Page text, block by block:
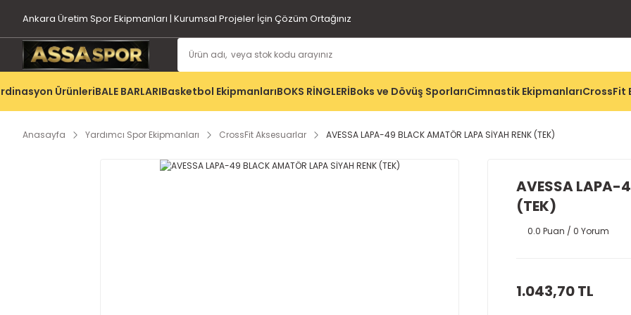
Ankara Üretim Spor Ekipmanları | Kurumsal Projeler İçin Çözüm Ortağınız
ÜrünleriBALE BARLARIBasketbol EkipmanlarıBOKS RİNGLERİBoks ve Dövüş SporlarıCimnastik EkipmanlarıCrossFit
Anasayfa Yardımcı Spor Ekipmanları CrossFit Aksesuarlar AVESSA LAPA-49 BLACK AMATÖR LAPA SİYAH RENK (TEK)
AVESSA LAPA-
(TEK)
0.0 Puan / 0 Yorum
1.043,70 TL